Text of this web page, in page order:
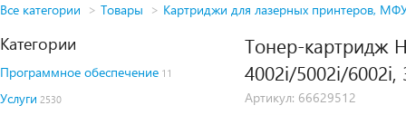
Все категории > Товары > Картриджи для лазерных принтеров,
Категории
Программное обеспечение 11
Услуги 2530
Тонер-картридж
4002i/5002i/6002i,
Артикул: 66629512